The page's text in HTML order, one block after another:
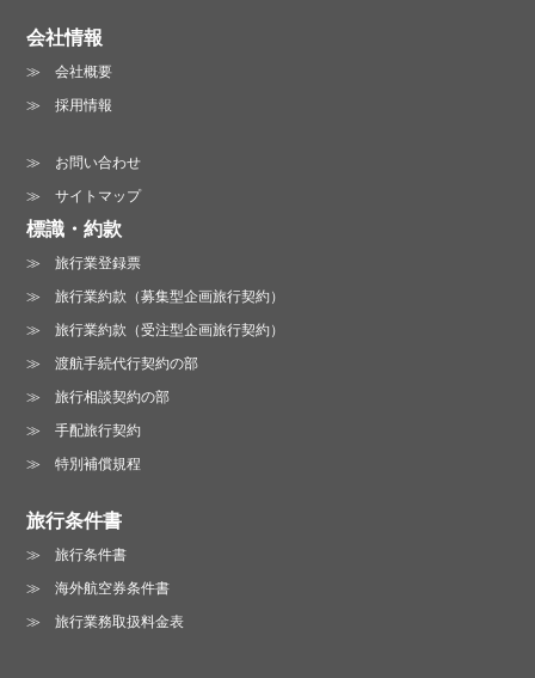
会社情報
会社概要
採用情報
お問い合わせ
サイトマップ
標識・約款
旅行業登録票
旅行業約款（募集型企画旅行契約）
旅行業約款（受注型企画旅行契約）
渡航手続代行契約の部
旅行相談契約の部
手配旅行契約
特別補償規程
旅行条件書
旅行条件書
海外航空券条件書
旅行業務取扱料金表